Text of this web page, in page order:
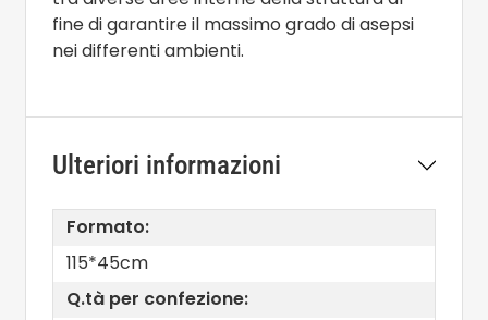
fine di garantire il massimo grado di asepsi
nei differenti ambienti.
Ulteriori informazioni
Formato:
115*45cm
Q.tà per confezione: